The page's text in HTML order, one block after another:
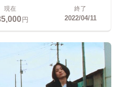
現在
円
終了
2022/04/11